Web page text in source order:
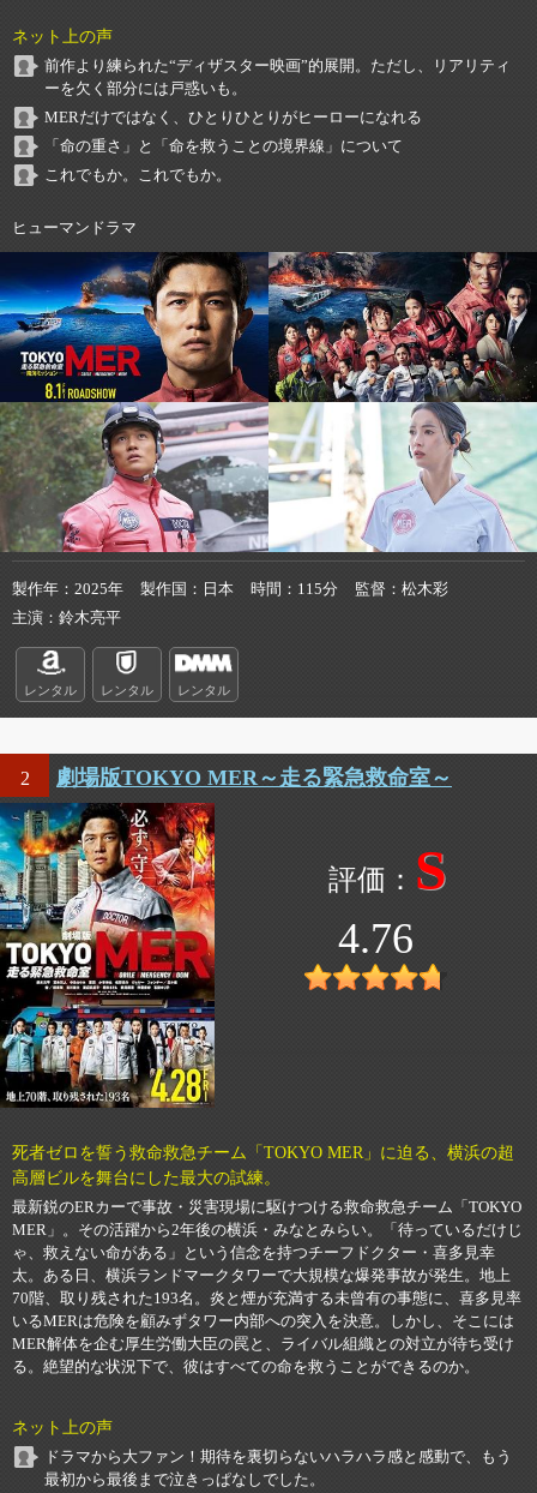
ネット上の声
前作より練られた“ディザスター映画”的展開。ただし、リアリティ
ーを欠く部分には戸惑いも。
MERだけではなく、ひとりひとりがヒーローになれる
「命の重さ」と「命を救うことの境界線」について
これでもか。これでもか。
ヒューマンドラマ
製作年 2025年 製作国 日本 時間 115分 監督
松木彩
主演
鈴木亮平
レンタル レンタル レンタル
2 劇場版TOKYO MER～走る緊急救命室～
S
4.76
死者ゼロを誓う救命救急チーム「TOKYO MER」に迫る、横浜の超
高層ビルを舞台にした最大の試練。
最新鋭のERカーで事故・災害現場に駆けつける救命救急チーム「TOKYO
MER」。その活躍から2年後の横浜・みなとみらい。「待っているだけじ
ゃ、救えない命がある」という信念を持つチーフドクター・喜多見幸
太。ある日、横浜ランドマークタワーで大規模な爆発事故が発生。地上
70階、取り残された193名。炎と煙が充満する未曾有の事態に、喜多見率
いるMERは危険を顧みずタワー内部への突入を決意。しかし、そこには
MER解体を企む厚生労働大臣の罠と、ライバル組織との対立が待ち受け
る。絶望的な状況下で、彼はすべての命を救うことができるのか。
ネット上の声
ドラマから大ファン！期待を裏切らないハラハラ感と感動で、もう
最初から最後まで泣きっぱなしでした。